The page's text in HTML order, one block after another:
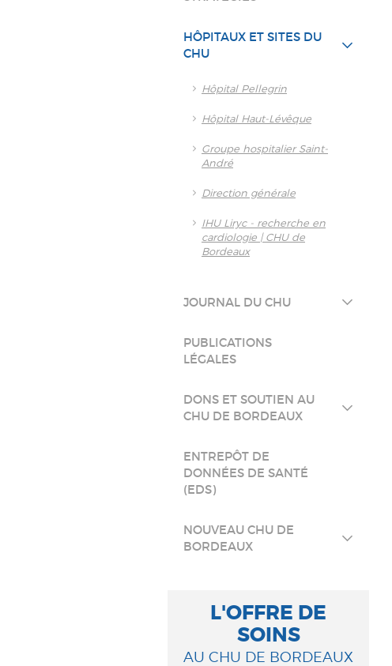
HÔPITAUX ET SITES DU
CHU
Hôpital Pellegrin
Hôpital Haut-Lévêque
Groupe hospitalier Saint-
André
Direction générale
IHU Liryc - recherche en
cardiologie | CHU de
Bordeaux
JOURNAL DU CHU
PUBLICATIONS
LÉGALES
DONS ET SOUTIEN AU
CHU DE BORDEAUX
ENTREPÔT DE
DONNÉES DE SANTÉ
(EDS)
NOUVEAU CHU DE
BORDEAUX
L'OFFRE DE
SOINS
AU CHU DE BORDEAUX